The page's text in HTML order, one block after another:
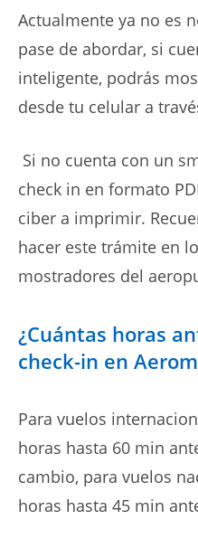
Actualmente ya no es
pase de abordar, si
inteligente, podrás
desde tu celular a
Si no cuenta con un
check in en formato
ciber a imprimir.
hacer este trámite en
mostradores del
¿Cuántas horas
check-in en
Para vuelos
horas hasta 60 min
cambio, para vuelos
horas hasta 45 min